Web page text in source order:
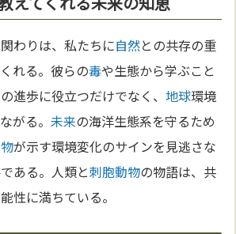
わりは、私たちに自然との共存の重
れる。彼らの毒や生態から学ぶこと
の進歩に役立つだけでなく、地球環境
がる。未来の海洋生態系を守るため
が示す環境変化のサインを見逃さな
ある。人類と刺胞動物の物語は、共
性に満ちている。